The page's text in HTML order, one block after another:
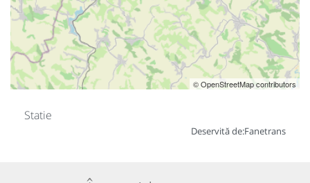
© OpenStreetMap contributors
Statie
Deservită de:Fanetrans